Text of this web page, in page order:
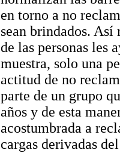
en torno a no
sean brindados.
de las personas les
muestra, solo una
actitud de no
parte de un grupo
años y de esta
acostumbrada a
cargas derivadas